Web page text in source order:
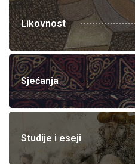
Likovnost
Sjećanja
Studije i eseji